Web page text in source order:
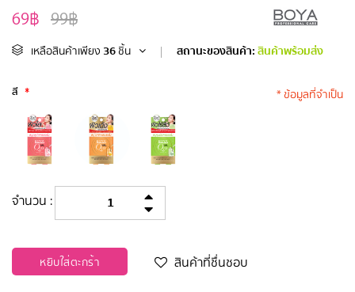
99฿
69฿
เหลือสินค้าเพียง 36 ชิ้น | สถานะของสินค้า:สินค้าพร้อมส่ง
สี * * ข้อมูลที่จำเป็น
จำนวน :
หยิบใส่ตะกร้า สินค้าที่ชื่นชอบ